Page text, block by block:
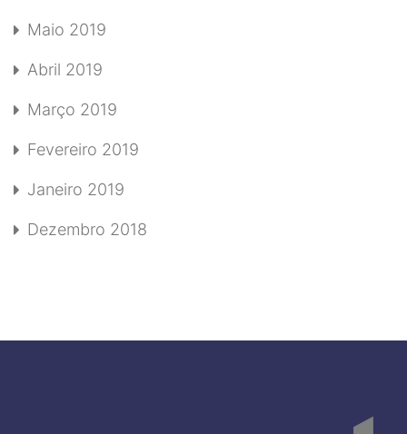
Maio 2019
Abril 2019
Março 2019
Fevereiro 2019
Janeiro 2019
Dezembro 2018